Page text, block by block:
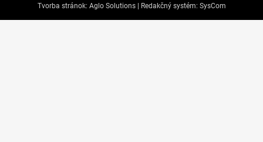
Tvorba stránok: Aglo Solutions | Redakčný systém: SysCom